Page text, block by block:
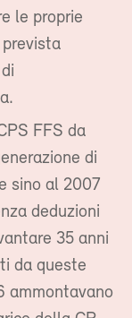
le proprie
FFS da
di
sino al 2007
deduzioni
35 anni
da queste
ammontavano